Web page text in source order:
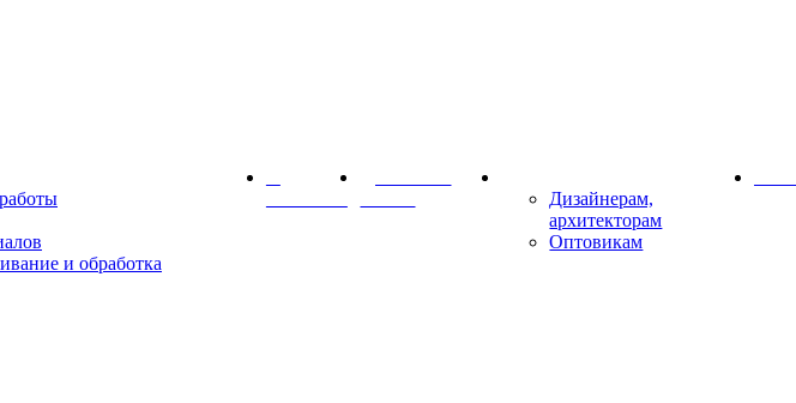
и обработка
Дизайнерам,
архитекторам
Оптовикам